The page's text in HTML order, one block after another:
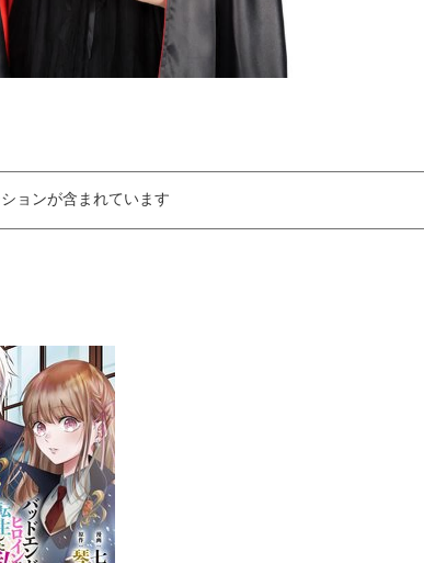
ョンが含まれています